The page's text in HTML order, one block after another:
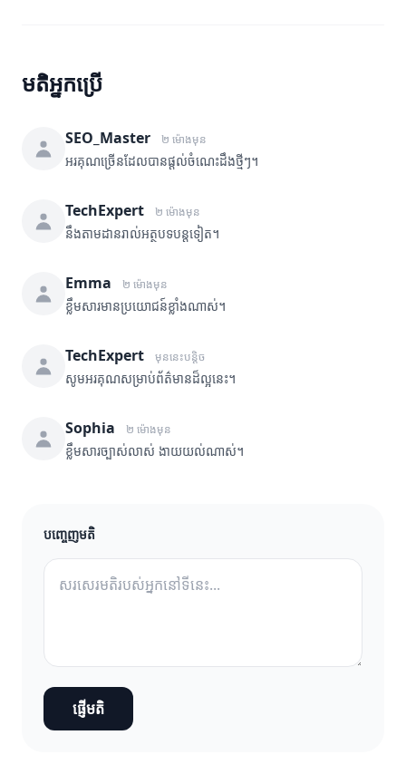
មតិអ្នកប្រើ
SEO_Master ២ ម៉ោងមុន
អរគុណច្រើនដែលបានផ្តល់ចំណេះដឹងថ្មីៗ។
TechExpert ២ ម៉ោងមុន
នឹងតាមដានរាល់អត្ថបទបន្តទៀត។
Emma ២ ម៉ោងមុន
ខ្លឹមសារមានប្រយោជន៍ខ្លាំងណាស់។
TechExpert មុននេះបន្តិច
សូមអរគុណសម្រាប់ព័ត៌មានដ៏ល្អនេះ។
Sophia ២ ម៉ោងមុន
ខ្លឹមសារច្បាស់លាស់ ងាយយល់ណាស់។
បញ្ចេញមតិ
ផ្ញើមតិ